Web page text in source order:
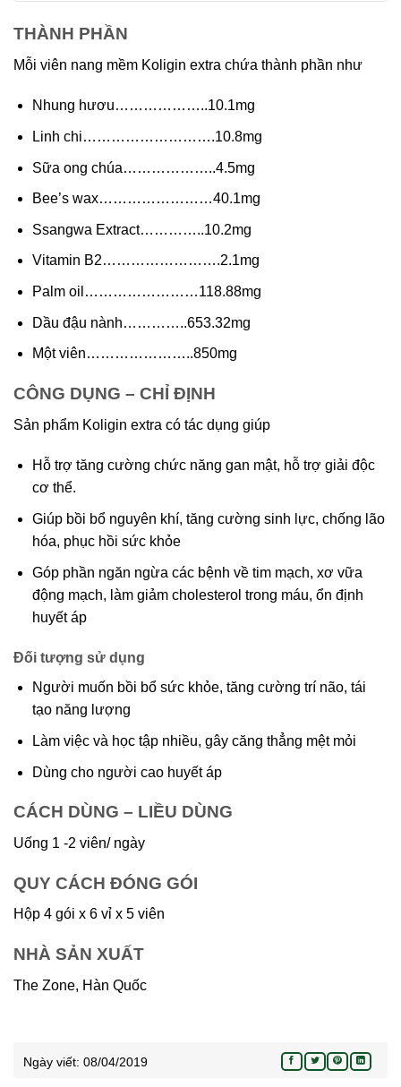
THÀNH PHẦN
Mỗi viên nang mềm Koligin extra chứa thành phần như
Nhung hươu………………..10.1mg
Linh chi……………………….10.8mg
Sữa ong chúa………………..4.5mg
Bee’s wax……………………40.1mg
Ssangwa Extract…………..10.2mg
Vitamin B2…………………….2.1mg
Palm oil……………………118.88mg
Dầu đậu nành…………..653.32mg
Một viên…………………..850mg
CÔNG DỤNG – CHỈ ĐỊNH
Sản phẩm Koligin extra có tác dụng giúp
Hỗ trợ tăng cường chức năng gan mật, hỗ trợ giải độc
cơ thể.
Giúp bồi bổ nguyên khí, tăng cường sinh lực, chống lão
hóa, phục hồi sức khỏe
Góp phần ngăn ngừa các bệnh về tim mạch, xơ vữa
động mạch, làm giảm cholesterol trong máu, ổn định
huyết áp
Đối tượng sử dụng
Người muốn bồi bổ sức khỏe, tăng cường trí não, tái
tạo năng lượng
Làm việc và học tập nhiều, gây căng thẳng mệt mỏi
Dùng cho người cao huyết áp
CÁCH DÙNG – LIỀU DÙNG
Uống 1 -2 viên/ ngày
QUY CÁCH ĐÓNG GÓI
Hộp 4 gói x 6 vỉ x 5 viên
NHÀ SẢN XUẤT
The Zone, Hàn Quốc
Ngày viết: 08/04/2019